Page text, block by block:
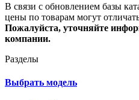
В связи с обновлением базы
цены по товарам могут
Пожалуйста, уточняйте
компании.
Разделы
Выбрать модель